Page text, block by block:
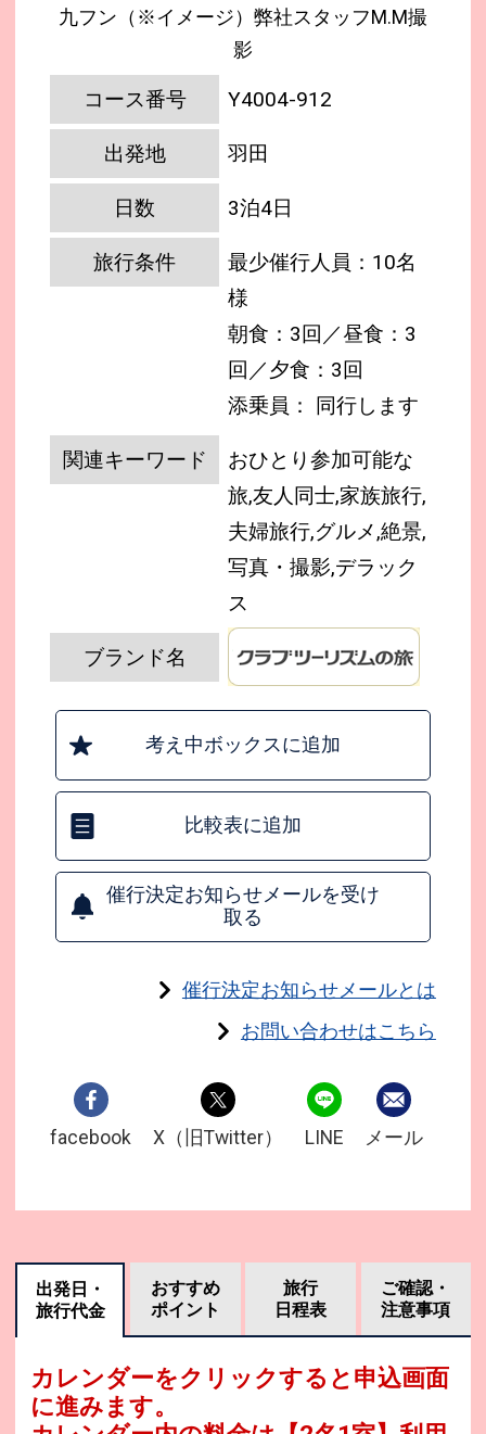
九フン（※イメージ）弊社スタッフM.M撮
影
コース番号 Y4004-912
出発地 羽田
日数 3泊4日
旅行条件
最少催行人員：10名
様
朝食：3回／昼食：3
回／夕食：3回
添乗員： 同行します
関連キーワード
おひとり参加可能な
旅,友人同士,家族旅行,
夫婦旅行,グルメ,絶景,
写真・撮影,デラック
ス
ブランド名
考え中ボックスに追加
比較表に追加
催行決定お知らせメールを受け
取る
催行決定お知らせメールとは
お問い合わせはこちら
facebook X（旧Twitter） LINE メール
出発日・
旅行代金
おすすめ
ポイント
旅行
日程表
ご確認・
注意事項
カレンダーをクリックすると申込画面
に進みます。